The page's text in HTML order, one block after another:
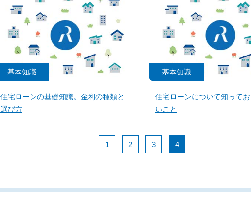
基本知識
住宅ローンの基礎知識。金利の種類と
選び方
基本知識
住宅ローンについて知って
いこと
1 2 3 4